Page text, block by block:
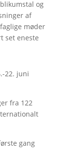
og
af
møder
set eneste
22. juni
fra 122
gang